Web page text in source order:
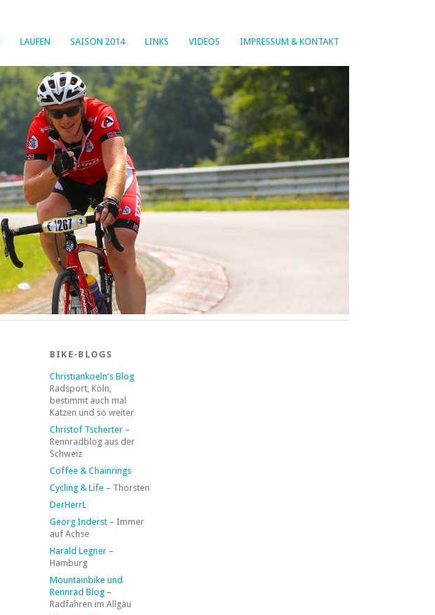
LAUFEN SAISON 2014 LINKS VIDEOS IMPRESSUM & KONTAKT
BIKE-BLOGS
Christiankoeln's Blog
Radsport, Köln,
bestimmt auch mal
Katzen und so weiter
Christof Tscherter–
Rennradblog aus der
Schweiz
Coffee & Chainrings
Cycling & Life– Thorsten
DerHerrL
Georg Inderst– Immer
auf Achse
Harald Legner–
Hamburg
Mountainbike und
Rennrad Blog–
Radfahren im Allgäu